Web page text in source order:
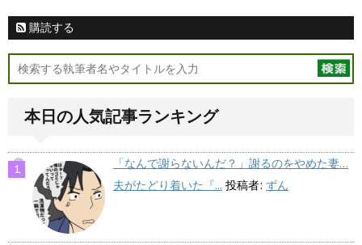
購読する
本日の人気記事ランキング
「なんで謝らないんだ？」謝るのをやめた妻…
夫がたどり着いた『... 投稿者: ずん